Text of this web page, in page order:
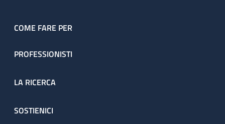
COME FARE PER
PROFESSIONISTI
LA RICERCA
SOSTIENICI